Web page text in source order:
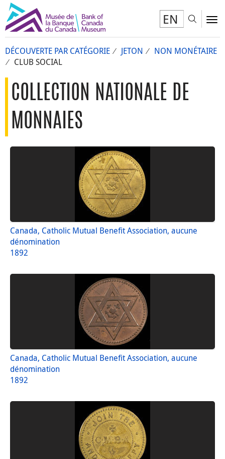
EN
DÉCOUVERTE PAR CATÉGORIE JETON
NON MONÉTAIRE
CLUB SOCIAL
COLLECTION NATIONALE DE
MONNAIES
Canada, Catholic Mutual Benefit Association, aucune
dénomination
1892
Canada, Catholic Mutual Benefit Association, aucune
dénomination
1892